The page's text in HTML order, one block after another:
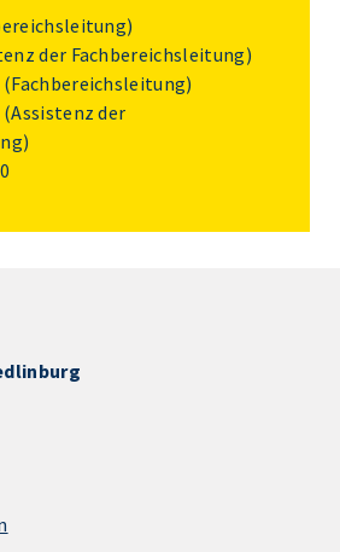
der Fachbereichsleitung)
(Fachbereichsleitung)
(Assistenz der